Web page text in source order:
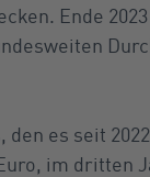
Ende
es seit
im dritten